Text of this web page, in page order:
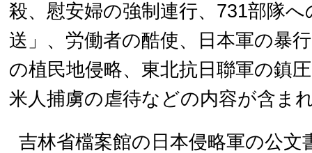
殺、慰安婦の強制連行、731部隊
送」、労働者の酷使、日本軍の暴
の植民地侵略、東北抗日聯軍の鎮
米人捕虜の虐待などの内容が含ま
吉林省檔案館の日本侵略軍の公文